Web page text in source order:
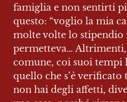
famiglia e non sentirti
questo: “voglio la mia
molte volte lo stipendio
permetteva… Altrimenti,
comune, coi suoi tempi
quello che s’è verificato
non hai degli affetti,